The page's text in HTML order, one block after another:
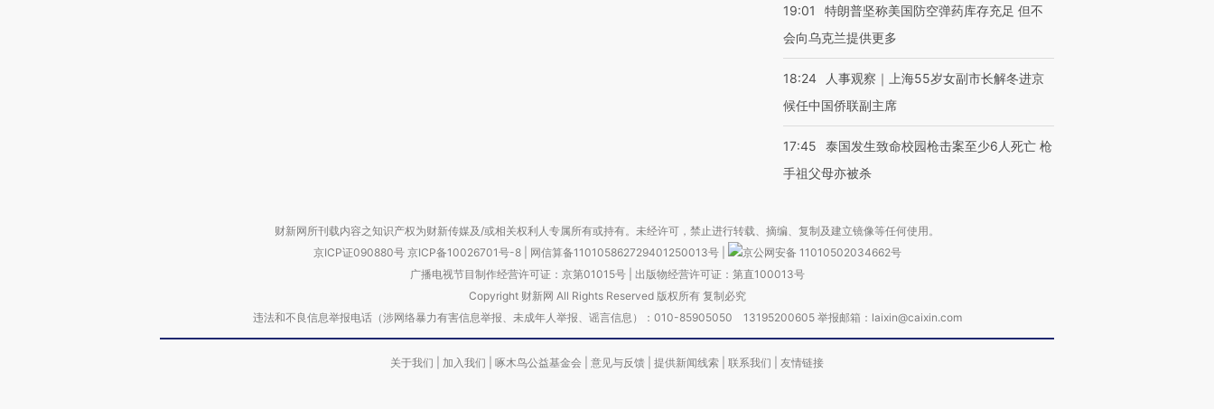
19:01
特朗普坚称美国防空弹药库存充足 但不
会向乌克兰提供更多
18:24
人事观察｜上海55岁女副市长解冬进京
候任中国侨联副主席
17:45
泰国发生致命校园枪击案至少6人死亡 枪
手祖父母亦被杀
财新网所刊载内容之知识产权为财新传媒及/或相关权利人专属所有或持有。未经许可，禁止进行转载、摘编、复制及建立镜像等任何使用。
京ICP证090880号 京ICP备10026701号-8 网信算备110105862729401250013号
京公网安备 11010502034662号
广播电视节目制作经营许可证：京第01015号| 出版物经营许可证：第直100013号
Copyright 财新网 All Rights Reserved 版权所有 复制必究
违法和不良信息举报电话（涉网络暴力有害信息举报、未成年人举报、谣言信息）：010-85905050 13195200605 举报邮箱：laixin@caixin.com
关于我们 加入我们 啄木鸟公益基金会 意见与反馈 提供新闻线索 联系我们 友情链接